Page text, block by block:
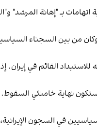
وستة أشهر، على خلفية اتهامات بـ
في إيران، وكان من بين
للاستبداد القائم في
فستكون نهاية خامنئي
في السجون